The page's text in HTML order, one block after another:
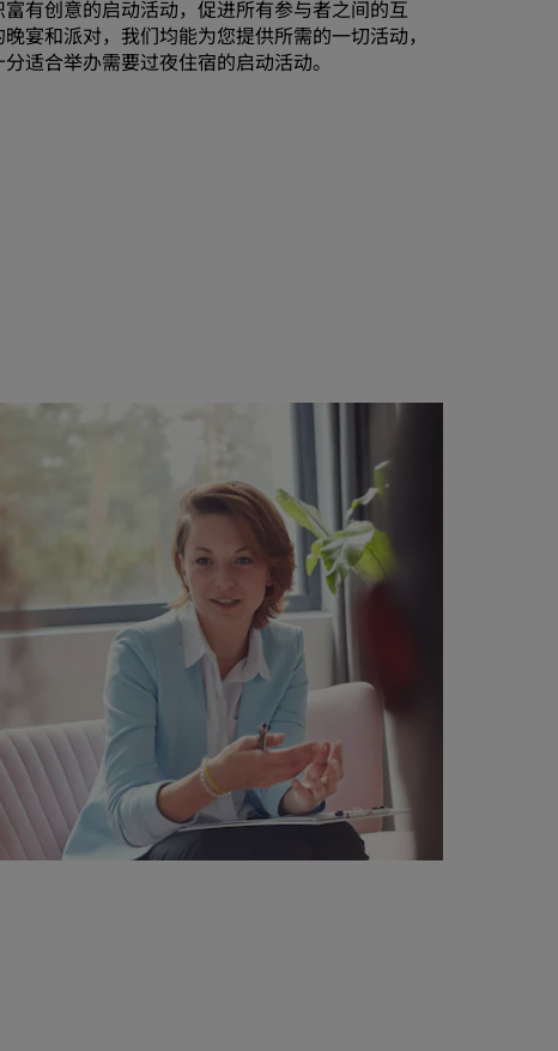
有创意的启动活动，促进所有参与者之间的互
宴和派对，我们均能为您提供所需的一切活动，
适合举办需要过夜住宿的启动活动。